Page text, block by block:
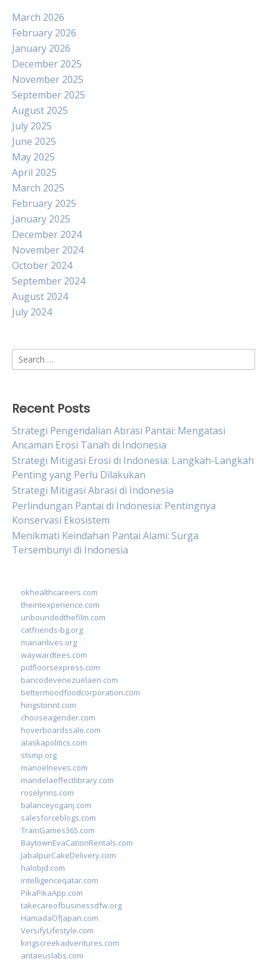
March 2026
February 2026
January 2026
December 2025
November 2025
September 2025
August 2025
July 2025
June 2025
May 2025
April 2025
March 2025
February 2025
January 2025
December 2024
November 2024
October 2024
September 2024
August 2024
July 2024
Search
for:
Recent Posts
Strategi Pengendalian Abrasi Pantai: Mengatasi
Ancaman Erosi Tanah di Indonesia
Strategi Mitigasi Erosi di Indonesia: Langkah-Langkah
Penting yang Perlu Dilakukan
Strategi Mitigasi Abrasi di Indonesia
Perlindungan Pantai di Indonesia: Pentingnya
Konservasi Ekosistem
Menikmati Keindahan Pantai Alami: Surga
Tersembunyi di Indonesia
okhealthcareers.com
theintexperience.com
unboundedthefilm.com
catfriends-bg.org
marianlives.org
waywardtees.com
pidfloorsexpress.com
bancodevenezuelaen.com
bettermoodfoodcorporation.com
hingstonnt.com
chooseagender.com
hoverboardssale.com
alaskapolitics.com
stsmp.org
manoelneves.com
mandelaeffectlibrary.com
roselynns.com
balanceyoganj.com
salesforceblogs.com
TrainGames365.com
BaytownEvaCationRentals.com
JabalpurCakeDelivery.com
halobjd.com
intelligenceqatar.com
PikaPikaApp.com
takecareofbusinessdfw.org
HamadaOfJapan.com
VersifyLifestyle.com
kingscreekadventures.com
antaeuslabs.com